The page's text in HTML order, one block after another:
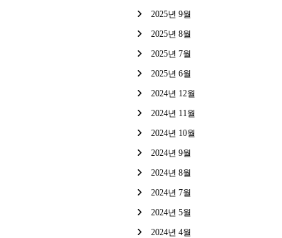
2025년 9월
2025년 8월
2025년 7월
2025년 6월
2024년 12월
2024년 11월
2024년 10월
2024년 9월
2024년 8월
2024년 7월
2024년 5월
2024년 4월